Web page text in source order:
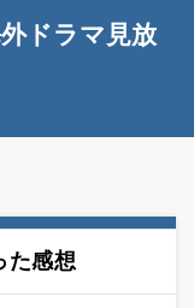
ドラマ見放
た感想